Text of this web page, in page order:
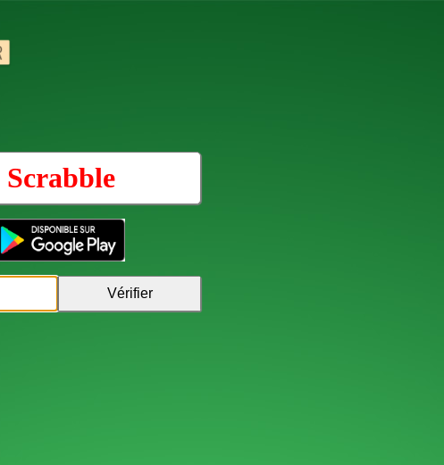
Scrabble